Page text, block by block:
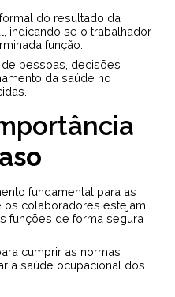
do resultado da
indicando se o trabalhador
função.
pessoas, decisões
da saúde no
fundamental para as
colaboradores estejam
funções de forma segura
cumprir as normas
a saúde ocupacional dos